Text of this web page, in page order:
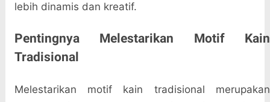
lebih dinamis dan kreatif.
Pentingnya Melestarikan Motif Kain
Tradisional
Melestarikan motif kain tradisional merupakan